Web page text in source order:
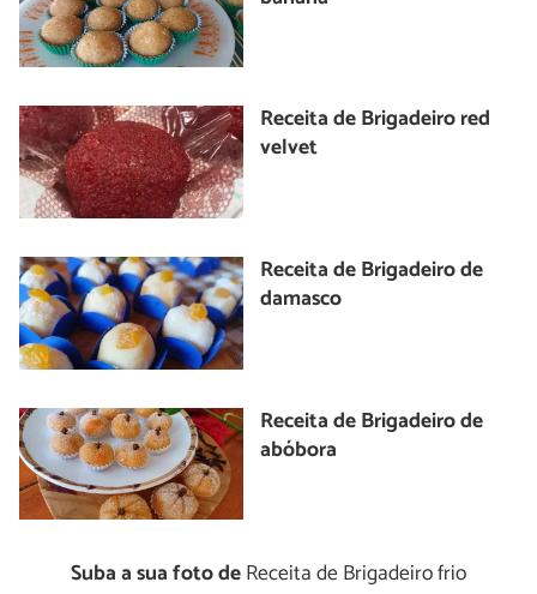
Receita de Brigadeiro red
velvet
Receita de Brigadeiro de
damasco
Receita de Brigadeiro de
abóbora
Suba a sua foto deReceita de Brigadeiro frio